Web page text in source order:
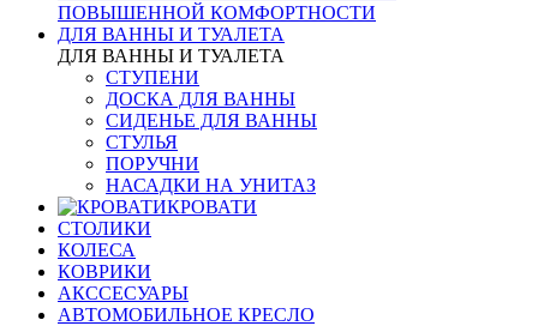
ПОВЫШЕННОЙ КОМФОРТНОСТИ
ДЛЯ ВАННЫ И ТУАЛЕТА
ДЛЯ ВАННЫ И ТУАЛЕТА
СТУПЕНИ
ДОСКА ДЛЯ ВАННЫ
СИДЕНЬЕ ДЛЯ ВАННЫ
СТУЛЬЯ
ПОРУЧНИ
НАСАДКИ НА УНИТАЗ
КРОВАТИ
СТОЛИКИ
КОЛЕСА
КОВРИКИ
АКССЕСУАРЫ
АВТОМОБИЛЬНОЕ КРЕСЛО